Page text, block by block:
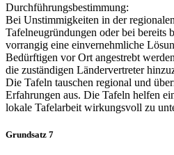
Durchführungsbestimmung:
Bei Unstimmigkeiten in der
Tafelneugründungen oder bei bereits
vorrangig eine einvernehmliche
Bedürftigen vor Ort angestrebt
die zuständigen Ländervertreter
Die Tafeln tauschen regional und
Erfahrungen aus. Die Tafeln helfen
lokale Tafelarbeit wirkungsvoll zu
Grundsatz 7